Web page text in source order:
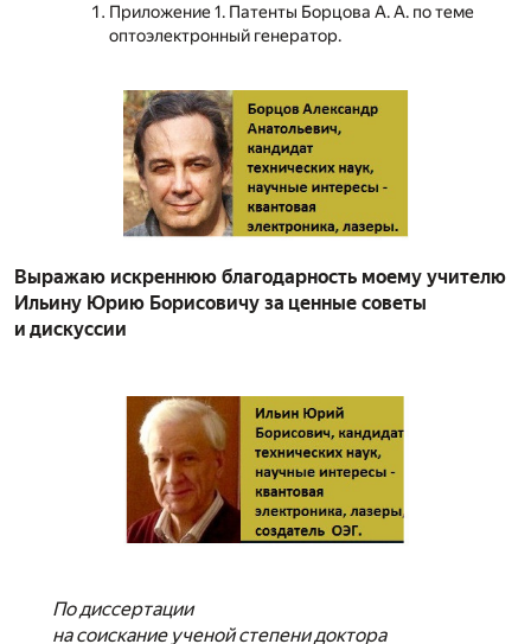
Приложение 1. Патенты Борцова А. А. по теме
оптоэлектронный генератор.
Выражаю искреннюю благодарность моему учителю
Ильину Юрию Борисовичу за ценные советы
и дискуссии
По диссертации
на соискание ученой степени доктора